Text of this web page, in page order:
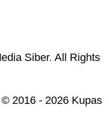
Siber. All Rights
2016 - 2026 Kupas